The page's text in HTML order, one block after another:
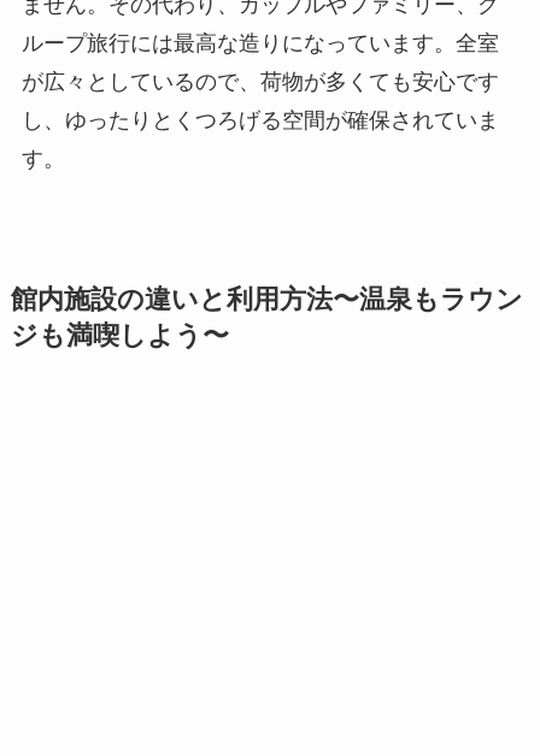
ません。その代わり、カップルやファミリー、グ
ループ旅行には最高な造りになっています。全室
が広々としているので、荷物が多くても安心です
し、ゆったりとくつろげる空間が確保されていま
す。
館内施設の違いと利用方法〜温泉もラウン
ジも満喫しよう〜